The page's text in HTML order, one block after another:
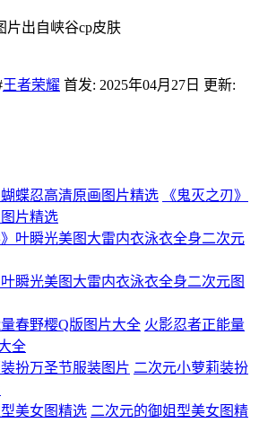
片出自峡谷cp皮肤
王者荣耀 首发: 2025年04月27日 更新:
《鬼灭之刃》
片精选
瞬光美图大雷内衣泳衣全身二次元图
火影忍者正能量
全
二次元小萝莉装扮
二次元的御姐型美女图精